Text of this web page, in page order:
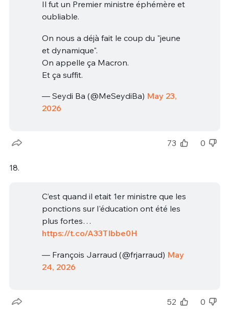
Il fut un Premier ministre éphémère et
oubliable.
On nous a déjà fait le coup du "jeune
et dynamique".
On appelle ça Macron.
Et ça suffit.
— Seydi Ba (@MeSeydiBa) May 23,
2026
73 0
18.
C’est quand il etait 1er ministre que les
ponctions sur l'éducation ont été les
plus fortes…
https://t.co/A33TIbbe0H
— François Jarraud (@frjarraud) May
24, 2026
52 0